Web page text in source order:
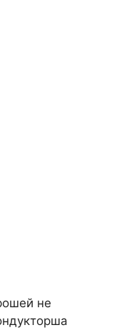
не